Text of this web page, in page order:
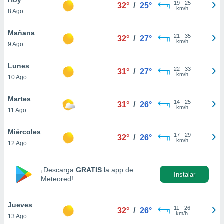
y
en
más
de
cookies
aceptar
8 Ago
32° / 25° 19- 25
km/h
Mañana
9 Ago
32° / 27° 21 - 35
km/h
Lunes
10 Ago
31° / 27° 22- 33
km/h
Martes
11 Ago
31° / 26° 14- 25
km/h
Miércoles
12 Ago
32° / 26° 17- 29
km/h
¡Descarga GRATIS la app de
Meteored!
Instalar
Jueves
13 Ago
32° / 26° 11 - 26
km/h